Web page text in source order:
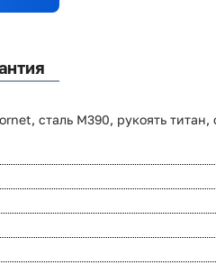
сталь M390, рукоять титан,